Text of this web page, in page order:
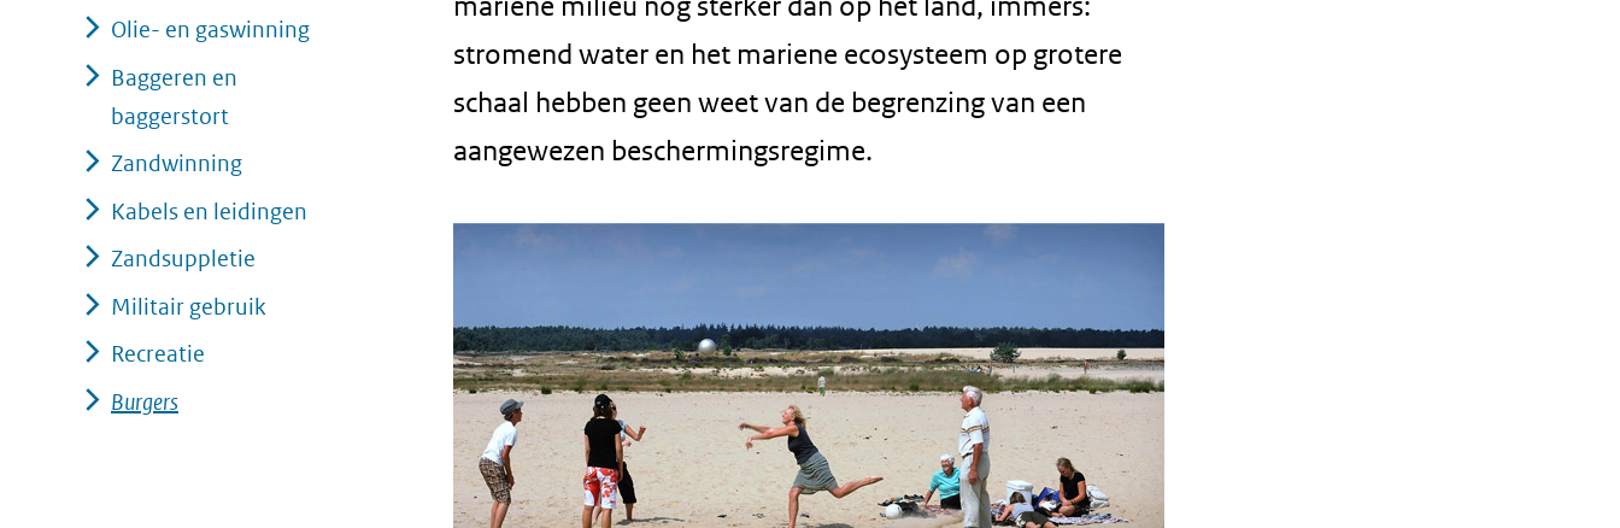
stromend water en het mariene ecosysteem op grotere
schaal hebben geen weet van de begrenzing van een
aangewezen beschermingsregime.
Olie- en gaswinning
Baggeren en
baggerstort
Zandwinning
Kabels en leidingen
Zandsuppletie
Militair gebruik
Recreatie
Burgers